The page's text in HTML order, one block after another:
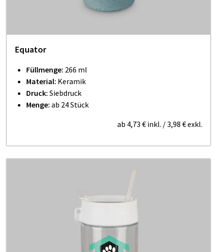
Equator
Füllmenge: 266 ml
Material: Keramik
Druck: Siebdruck
Menge: ab 24 Stück
ab 4,73 € inkl. /3,98 €exkl.